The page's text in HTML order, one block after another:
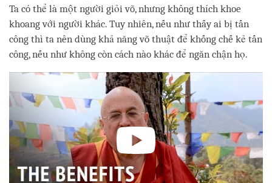
Ta có thể là một người giỏi võ, nhưng không thích khoe
khoang với người khác. Tuy nhiên, nếu như thấy ai bị tấn
công thì ta nên dùng khả năng võ thuật để khống chế kẻ tấn
công, nếu như không còn cách nào khác để ngăn chận họ.